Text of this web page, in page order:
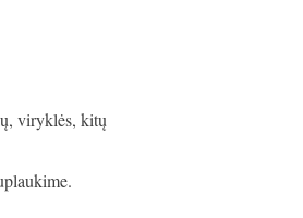
viryklės, kitų